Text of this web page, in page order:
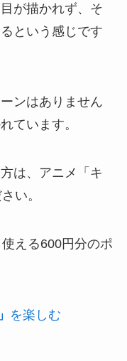
目が描かれず、そ
という感じです
ンはありません
ています。
は、 アニメ「キ
い。
える600円分のポ
を楽しむ